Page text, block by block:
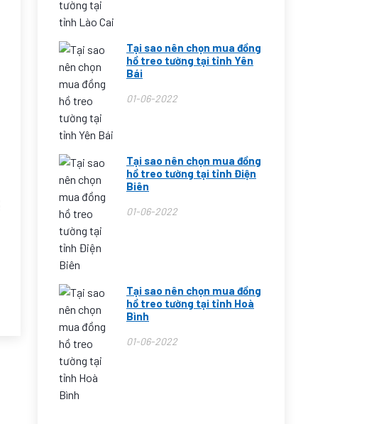
Tại sao nên chọn mua đồng
hồ treo tường tại tỉnh Yên
Bái
01-06-2022
Tại sao nên chọn mua đồng
hồ treo tường tại tỉnh Điện
Biên
01-06-2022
Tại sao nên chọn mua đồng
hồ treo tường tại tỉnh Hoà
Bình
01-06-2022